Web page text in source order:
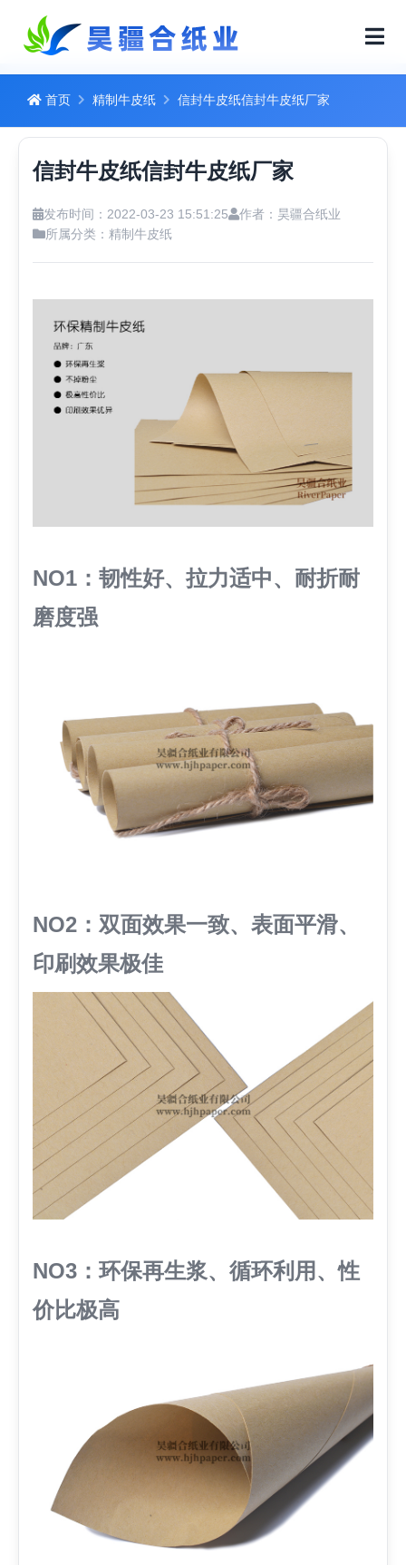
首页 精制牛皮纸 信封牛皮纸信封牛皮纸厂家
信封牛皮纸信封牛皮纸厂家
发布时间：2022-03-23 15:51:25
作者：昊疆合纸业
所属分类： 精制牛皮纸
NO1：韧性好、拉力适中、耐折耐
磨度强
NO2：双面效果一致、表面平滑、
印刷效果极佳
NO3：环保再生浆、循环利用、性
价比极高